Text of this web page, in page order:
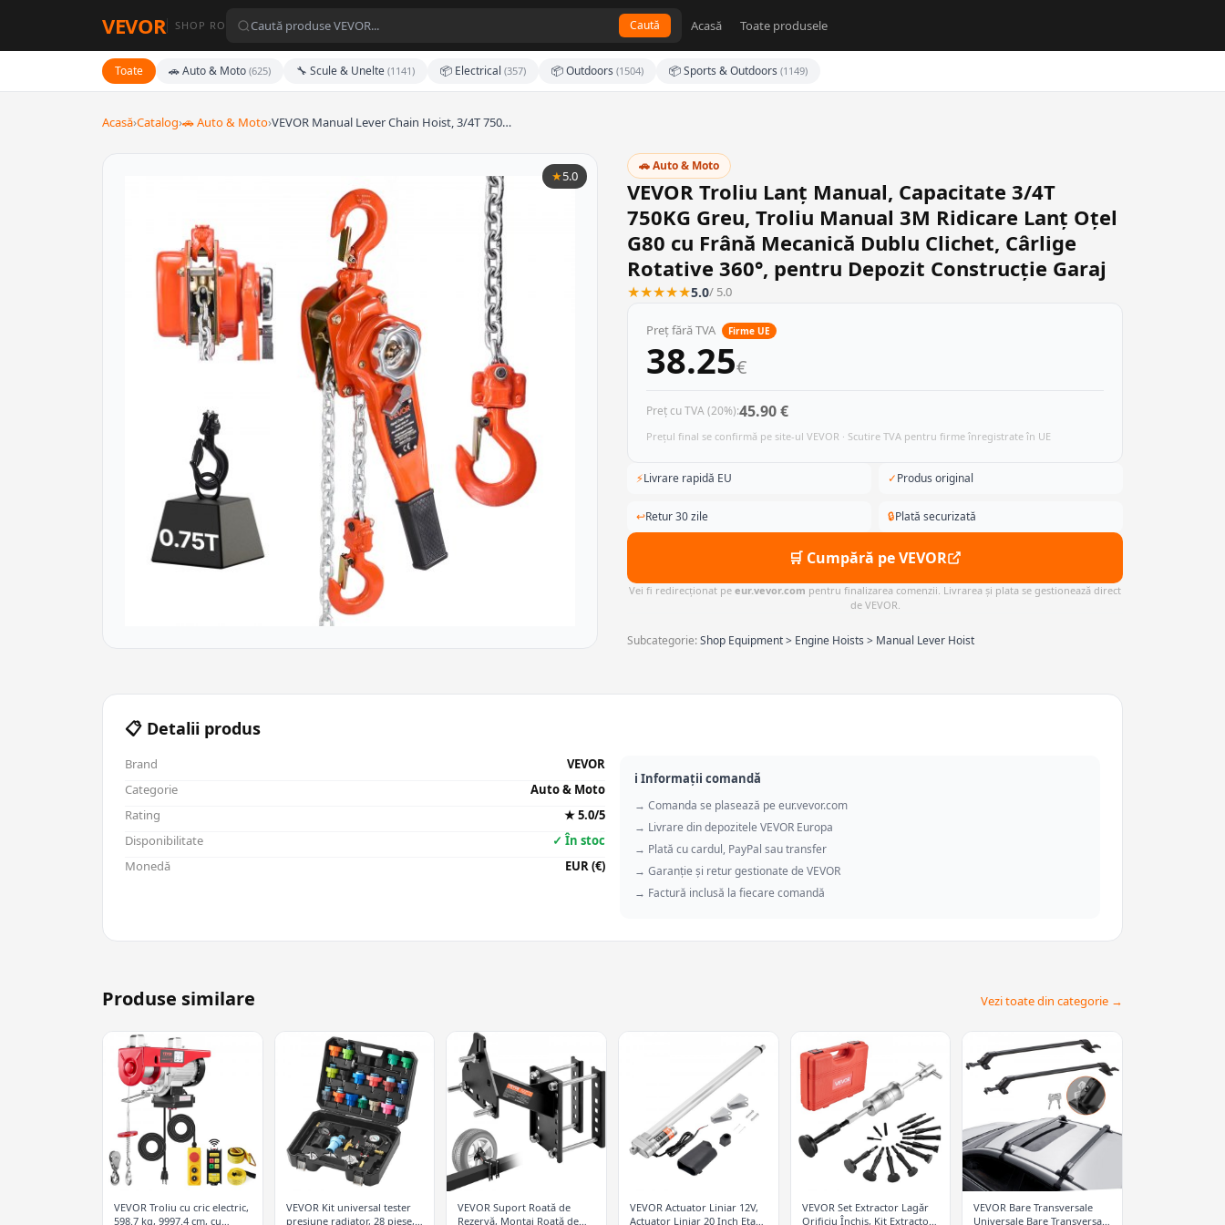
VEVOR SHOP RO Caută Acasă Toate produsele
Toate 🚗 Auto & Moto (625) 🔧 Scule & Unelte (1141) 📦 Electrical (357) 📦 Outdoors (1504) 📦 Sports & Outdoors (1149)
Acasă›Catalog›🚗 Auto & Moto›VEVOR Manual Lever Chain Hoist, 3/4T 750…
★5.0
🚗 Auto & Moto
VEVOR Troliu Lanț Manual, Capacitate 3/4T
750KG Greu, Troliu Manual 3M Ridicare Lanț Oțel
G80 cu Frână Mecanică Dublu Clichet, Cârlige
Rotative 360°, pentru Depozit Construcție Garaj
★★★★★5.0/ 5.0
Preț fără TVA Firme UE
38.25€
Preț cu TVA (20%):45.90 €
Prețul final se confirmă pe site-ul VEVOR · Scutire TVA pentru firme înregistrate în UE
⚡Livrare rapidă EU ✓Produs original
↩Retur 30 zile 🔒Plată securizată
🛒 Cumpără pe VEVOR
Vei fi redirecționat pe eur.vevor.com pentru finalizarea comenzii. Livrarea și plata se gestionează direct
de VEVOR.
Subcategorie:Shop Equipment > Engine Hoists > Manual Lever Hoist
📋 Detalii produs
Brand
VEVOR
Categorie
Auto & Moto
Rating
★ 5.0/5
Disponibilitate
✓ În stoc
Monedă
EUR (€)
ℹ️ Informații comandă
→ Comanda se plasează pe eur.vevor.com
→ Livrare din depozitele VEVOR Europa
→ Plată cu cardul, PayPal sau transfer
→ Garanție și retur gestionate de VEVOR
→ Factură inclusă la fiecare comandă
Produse similare Vezi toate din categorie →
VEVOR Troliu cu cric electric,
598.7 kg, 9997.4 cm, cu
VEVOR Kit universal tester
presiune radiator, 28 piese,
VEVOR Suport Roată de
Rezervă, Montaj Roată de
VEVOR Actuator Liniar 12V,
Actuator Liniar 20 Inch Etanș
VEVOR Set Extractor Lagăr
Orificiu Închis, Kit Extractor
VEVOR Bare Transversale
Universale Bare Transversale